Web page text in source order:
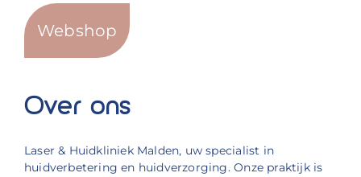
Webshop
Over ons
Laser & Huidkliniek Malden, uw specialist in
huidverbetering en huidverzorging. Onze praktijk is